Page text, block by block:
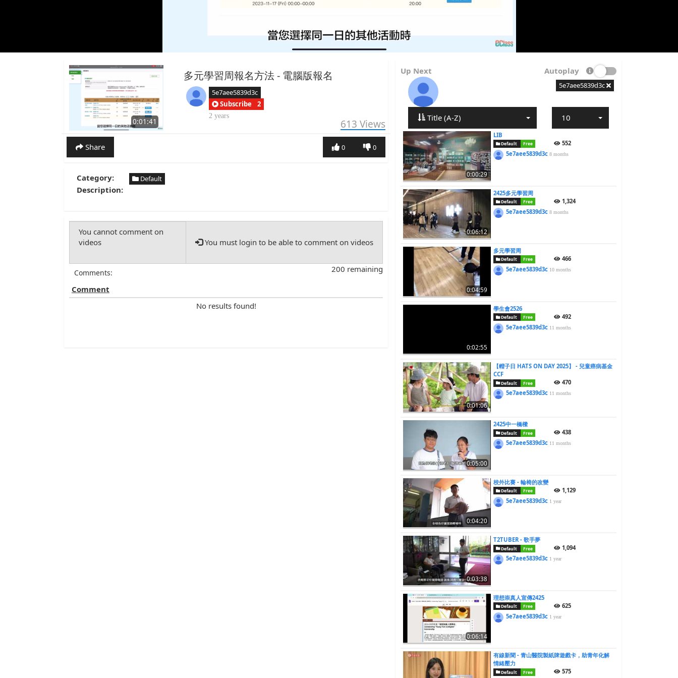
0:01:41
多元學習周報名方法 - 電腦版報名
5e7aee5839d3c
Subscribe
2
2 years
613 Views
Share 0
0
Category: Default
Description:
You must login to be able to comment on videos
200 remaining
Comments:
Comment
No results found!
Up Next Autoplay
5e7aee5839d3c
Title (A-Z) 10
0:00:29
LIB
Default Free
552
5e7aee5839d3c8 months
0:06:12
2425多元學習周
Default Free
1,324
5e7aee5839d3c8 months
0:04:59
多元學習周
Default Free
466
5e7aee5839d3c 10 months
0:02:55
學生會2526
Default Free
492
5e7aee5839d3c 11 months
0:01:06
【帽子日 HATS ON DAY 2025】 - 兒童癌病基金
CCF
Default Free
470
5e7aee5839d3c 11 months
0:05:00
2425中一橋樑
Default Free
438
5e7aee5839d3c 11 months
0:04:20
校外比賽 - 輪椅的改變
Default Free
1,129
5e7aee5839d3c 1 year
0:03:38
T2TUBER - 歌手夢
Default Free
1,094
5e7aee5839d3c 1 year
0:06:14
理想崇真人宣傳2425
Default Free
625
5e7aee5839d3c 1 year
有線新聞 - 青山醫院製紙牌遊戲卡，助青年化解
情緒壓力
Default Free 575